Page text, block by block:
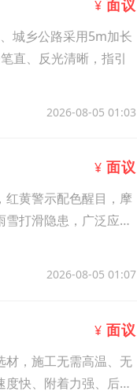
¥ 面议
城乡公路采用5m加长
直、反光清晰，指引
2026-08-05 01:03
¥ 面议
黄警示配色醒目，摩
打滑隐患，广泛应用
2026-08-05 01:07
¥ 面议
材，施工无需高温、无
快、附着力强、后期